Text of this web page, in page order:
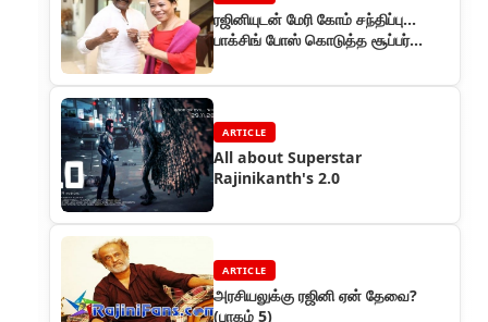
ரஜினியுடன் மேரி கோம் சந்திப்பு…
பாக்சிங் போஸ் கொடுத்த சூப்பர்
ARTICLE
All about Superstar
Rajinikanth's 2.0
ARTICLE
அரசியலுக்கு ரஜினி ஏன் தேவை?
(பாகம் 5)